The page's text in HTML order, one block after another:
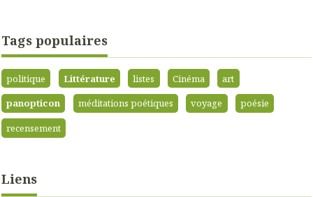
Tags populaires
politique Littérature listes Cinéma
art
panopticon
méditations poétiques voyage
poésie
recensement
Liens